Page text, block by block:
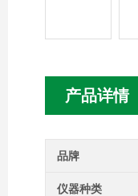
产品详情
品牌
仪器种类